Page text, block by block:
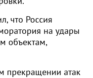
что Россия
на удары
объектам,
прекращении атак